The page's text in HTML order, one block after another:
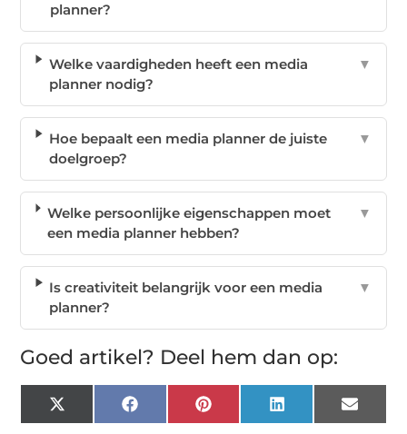
planner?
Welke vaardigheden heeft een media
planner nodig?
▼
Hoe bepaalt een media planner de juiste
doelgroep?
▼
Welke persoonlijke eigenschappen moet
een media planner hebben?
▼
Is creativiteit belangrijk voor een media
planner?
▼
Goed artikel? Deel hem dan op:
X
(Twitter)
FacebookPinterest LinkedIn Email